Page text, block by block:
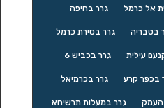
אל כרמל גרר בחיפה
בטבריה גרר בטירת כרמל
עילית גרר בכביש 6
בכפר קרע גרר בכרמיאל
העמק גרר במעלות תרשיחא